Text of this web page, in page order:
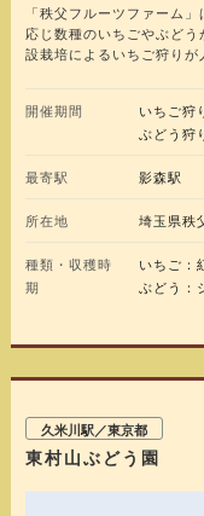
「秩父フルーツファーム
応じ数種のいちごやぶど
設栽培によるいちご狩りが
開催期間
いちご狩
ぶどう狩
最寄駅 影森駅
所在地 埼玉県秩
種類・収穫時
期
いちご：
ぶどう：
久米川駅／東京都
東村山ぶどう園